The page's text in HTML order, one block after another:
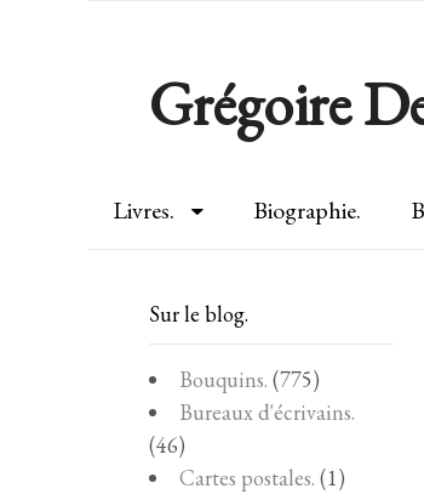
Grégoire
Livres. Biographie.
Sur le blog.
Bouquins. (775)
Bureaux d'écrivains.
(46)
Cartes postales. (1)